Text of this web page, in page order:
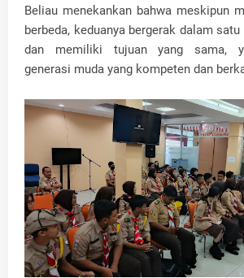
Beliau menekankan bahwa meskipun
berbeda, keduanya bergerak dalam
dan memiliki tujuan yang sama,
generasi muda yang kompeten dan